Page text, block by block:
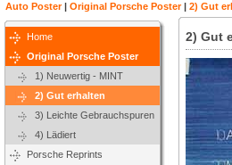
Auto Poster| Original Porsche Poster| 2) Gut
Home
Original Porsche Poster
1) Neuwertig - MINT
2) Gut erhalten
3) Leichte Gebrauchspuren
4) Lädiert
Porsche Reprints
2) Gut